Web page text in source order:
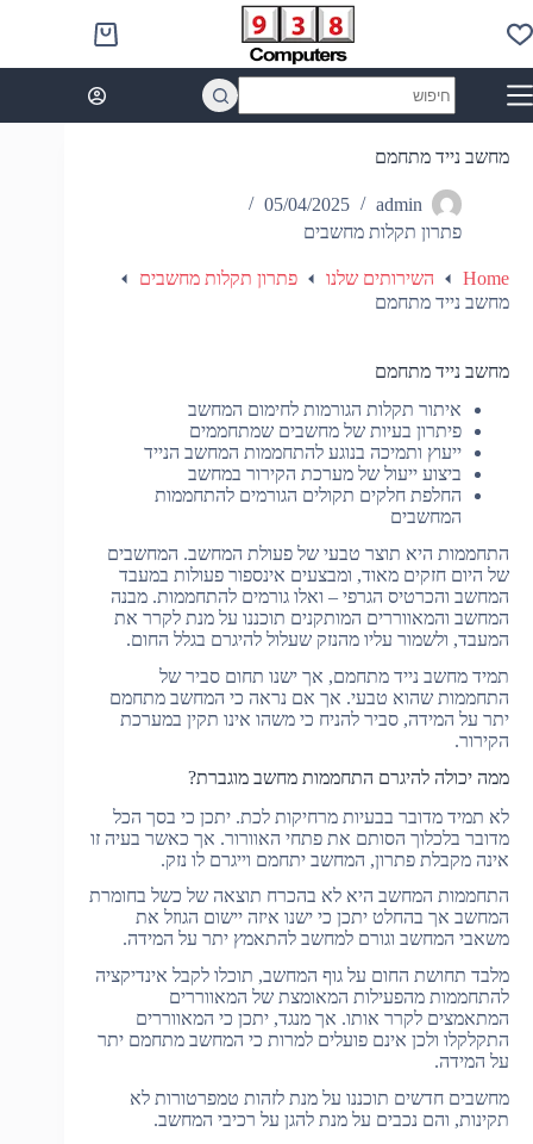
to
content
Shopping
cart
results
מחשב נייד מתחמם
admin
05/04/2025
פתרון תקלות מחשבים
Home השירותים שלנו
פתרון תקלות מחשבים
מחשב נייד מתחמם
מחשב נייד מתחמם
איתור תקלות הגורמות לחימום המחשב
פיתרון בעיות של מחשבים שמתחממים
ייעוץ ותמיכה בנוגע להתחממות המחשב הנייד
ביצוע ייעול של מערכת הקירור במחשב
החלפת חלקים תקולים הגורמים להתחממות
המחשבים
התחממות היא תוצר טבעי של פעולת המחשב. המחשבים
של היום חזקים מאוד, ומבצעים אינספור פעולות במעבד
המחשב והכרטיס הגרפי – ואלו גורמים להתחממות. מבנה
המחשב והמאווררים המותקנים תוכננו על מנת לקרר את
המעבד, ולשמור עליו מהנזק שעלול להיגרם בגלל החום.
תמיד מחשב נייד מתחמם, אך ישנו תחום סביר של
התחממות שהוא טבעי. אך אם נראה כי המחשב מתחמם
יתר על המידה, סביר להניח כי משהו אינו תקין במערכת
הקירור.
ממה יכולה להיגרם התחממות מחשב מוגברת?
לא תמיד מדובר בבעיות מרחיקות לכת. יתכן כי בסך הכל
מדובר בלכלוך הסותם את פתחי האוורור. אך כאשר בעיה זו
אינה מקבלת פתרון, המחשב יתחמם וייגרם לו נזק.
התחממות המחשב היא לא בהכרח תוצאה של כשל בחומרת
המחשב אך בהחלט יתכן כי ישנו איזה יישום הגוזל את
משאבי המחשב וגורם למחשב להתאמץ יתר על המידה.
מלבד תחושת החום על גוף המחשב, תוכלו לקבל אינדיקציה
להתחממות מהפעילות המאומצת של המאווררים
המתאמצים לקרר אותו. אך מנגד, יתכן כי המאווררים
התקלקלו ולכן אינם פועלים למרות כי המחשב מתחמם יתר
על המידה.
מחשבים חדשים תוכננו על מנת לזהות טמפרטורות לא
תקינות, והם נכבים על מנת להגן על רכיבי המחשב.